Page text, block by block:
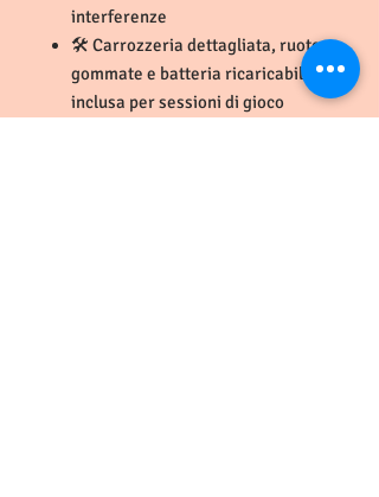
interferenze
🛠️ Carrozzeria dettagliata, ruote
gommate e batteria ricaricabile
inclusa per sessioni di gioco